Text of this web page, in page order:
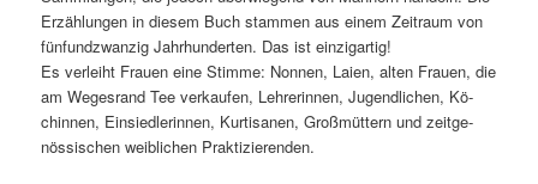
Er­zäh­lun­gen in die­sem Buch stam­men aus ei­nem Zeit­raum von
fünf­und­zwan­zig Jahr­hun­der­ten. Das ist einzigartig!
Es ver­leiht Frau­en ei­ne Stim­me: Non­nen, Lai­en, al­ten Frau­en, die
am We­ges­rand Tee ver­kau­fen, Leh­re­rin­nen, Ju­gend­li­chen, Kö­
chin­nen, Ein­sied­le­rin­nen, Kur­ti­sa­nen, Groß­müt­tern und zeit­ge­
nös­si­schen weib­li­chen Praktizierenden.